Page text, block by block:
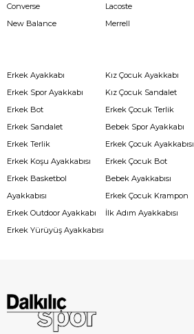
Converse
New Balance
Lacoste
Merrell
Erkek Ayakkabı
Erkek Spor Ayakkabı
Erkek Bot
Erkek Sandalet
Erkek Terlik
Erkek Koşu Ayakkabısı
Erkek Basketbol
Ayakkabısı
Erkek Outdoor Ayakkabı
Erkek Yürüyüş Ayakkabısı
Kız Çocuk Ayakkabı
Kız Çocuk Sandalet
Erkek Çocuk Terlik
Bebek Spor Ayakkabı
Erkek Çocuk Ayakkabısı
Erkek Çocuk Bot
Bebek Ayakkabısı
Erkek Çocuk Krampon
İlk Adım Ayakkabısı